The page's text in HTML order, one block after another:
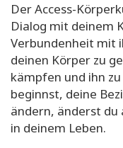
Der Access-
Dialog mit deinem
Verbundenheit mit
deinen Körper zu
kämpfen und ihn
beginnst, deine
ändern, änderst du
in deinem Leben.